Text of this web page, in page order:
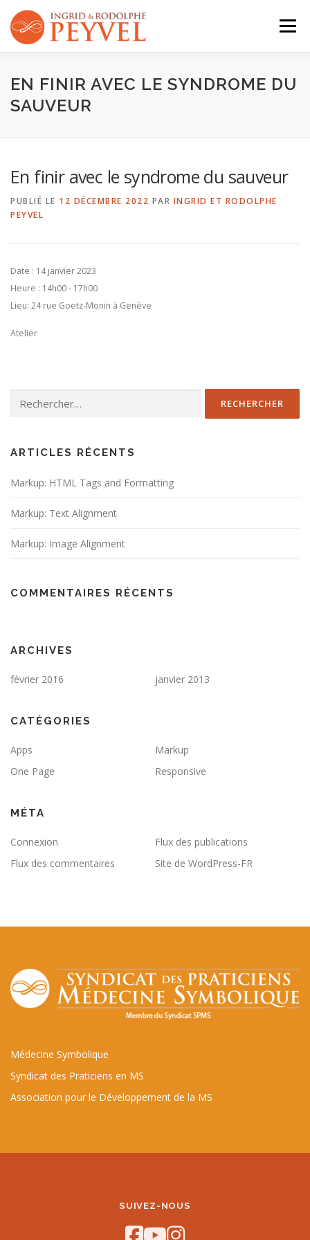
contenu
Menu
QUI SOMMES-NOUS ? ACTIVITÉS AGENDA
EN FINIR AVEC LE SYNDROME DU
SAUVEUR
En finir avec le syndrome du sauveur
PUBLIÉ LE 12 DÉCEMBRE 2022 PAR INGRID ET RODOLPHE
PEYVEL
Date : 14 janvier 2023
Heure : 14h00 - 17h00
Lieu: 24 rue Goetz-Monin à Genève
Atelier
ARTICLES RÉCENTS
Markup: HTML Tags and Formatting
Markup: Text Alignment
Markup: Image Alignment
COMMENTAIRES RÉCENTS
ARCHIVES
février 2016 janvier 2013
CATÉGORIES
Apps
Markup
One Page
Responsive
MÉTA
Connexion
Flux des publications
Flux des commentaires
Site de WordPress-FR
Médecine Symbolique
Syndicat des Praticiens en MS
Association pour le Développement de la MS
SUIVEZ-NOUS